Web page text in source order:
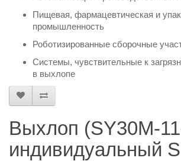
Пищевая, фармацевтическая и
промышленность
Роботизированные сборочные
Системы, чувствительные к
в выхлопе
Выхлоп (SY30M-
индивидуальный